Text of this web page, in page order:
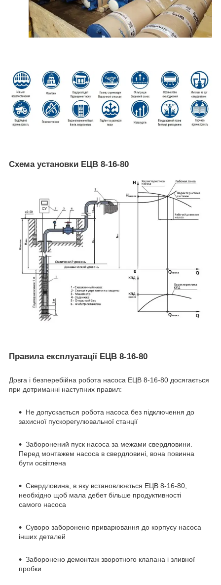
Схема установки ЕЦВ 8-16-80
Правила експлуатації ЕЦВ 8-16-80
Довга і безперебійна робота насоса ЕЦВ 8-16-80 досягається
при дотриманні наступних правил:
Не допускається робота насоса без підключення до
захисної пускорегулювальної станції
Заборонений пуск насоса за межами свердловини.
Перед монтажем насоса в свердловині, вона повинна
бути освітлена
Свердловина, в яку встановлюється ЕЦВ 8-16-80,
необхідно щоб мала дебет більше продуктивності
самого насоса
Суворо заборонено приварювання до корпусу насоса
інших деталей
Заборонено демонтаж зворотного клапана і зливної
пробки